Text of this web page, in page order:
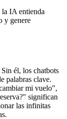
IA entienda
y genere
él, los chatbots
palabras clave.
mi vuelo",
significan
las infinitas